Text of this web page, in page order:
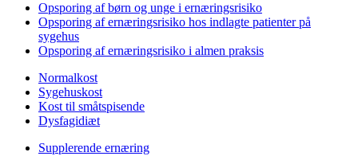
Opsporing af børn og unge i ernæringsrisiko
Opsporing af ernæringsrisiko hos indlagte patienter på
sygehus
Opsporing af ernæringsrisiko i almen praksis
Normalkost
Sygehuskost
Kost til småtspisende
Dysfagidiæt
Supplerende ernæring